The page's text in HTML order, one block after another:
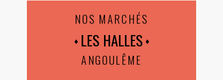
NOS MARCHÉS
LES HALLES
ANGOULÊME